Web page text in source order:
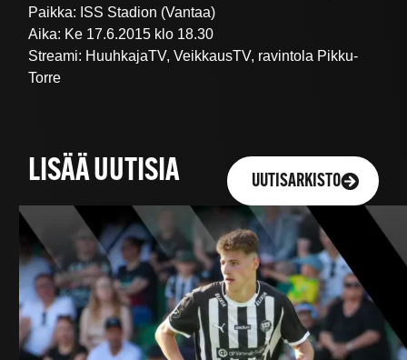
Paikka: ISS Stadion (Vantaa)
Aika: Ke 17.6.2015 klo 18.30
Streami: HuuhkajaTV, VeikkausTV, ravintola Pikku-
Torre
LISÄÄ UUTISIA UUTISARKISTO